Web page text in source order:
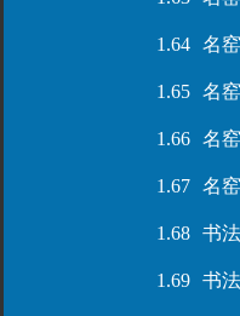
1.64 名
1.65 名
1.66 名
1.67 名
1.68 书
1.69 书